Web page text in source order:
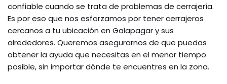
confiable cuando se trata de problemas de cerrajería.
Es por eso que nos esforzamos por tener cerrajeros
cercanos a tu ubicación en Galapagar y sus
alrededores. Queremos asegurarnos de que puedas
obtener la ayuda que necesitas en el menor tiempo
posible, sin importar dónde te encuentres en la zona.